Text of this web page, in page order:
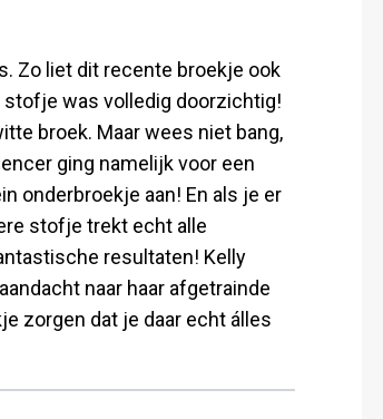
Zo liet dit recente broekje ook
stofje was volledig doorzichtig!
broek. Maar wees niet bang,
ging namelijk voor een
onderbroekje aan! En als je er
stofje trekt echt alle
resultaten! Kelly
naar haar afgetrainde
zorgen dat je daar echt álles